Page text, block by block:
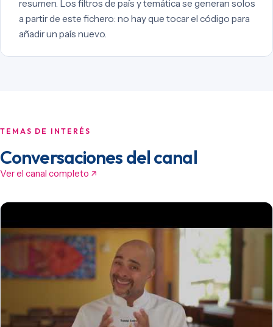
resumen. Los filtros de país y temática se generan solos
a partir de este fichero: no hay que tocar el código para
añadir un país nuevo.
TEMAS DE INTERÉS
Conversaciones del canal
Ver el canal completo